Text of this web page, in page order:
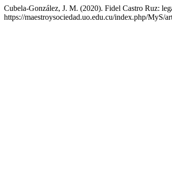
Cubela-González, J. M. (2020). Fidel Castro Ruz:
https://maestroysociedad.uo.edu.cu/index.php/MyS/